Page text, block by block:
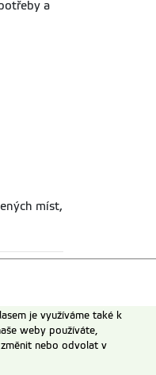
a
míst,
je využíváme také k
weby používáte,
nebo odvolat v